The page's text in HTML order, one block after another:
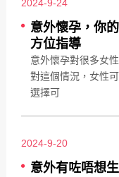
2024-9-24
意外懷孕，你
方位指導
意外懷孕對很多女
對這個情況，女性
選擇可
2024-9-20
意外有咗唔想